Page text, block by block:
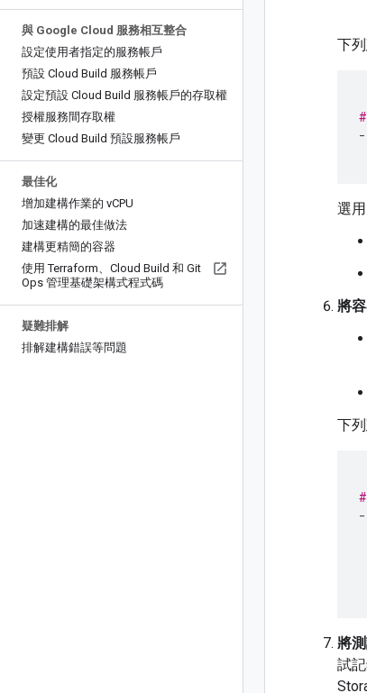
與 Google Cloud 服務相互整合
設定使用者指定的服務帳戶
預設 Cloud Build 服務帳戶
設定預設 Cloud Build 服務帳戶的存取權
授權服務間存取權
變更 Cloud Build 預設服務帳戶
最佳化
增加建構作業的 vCPU
加速建構的最佳做法
建構更精簡的容器
使用 Terraform、Cloud Build 和 Git
Ops 管理基礎架構式程式碼
疑難排解
排解建構錯誤等問題
下
-
選
將
下
-
將
試